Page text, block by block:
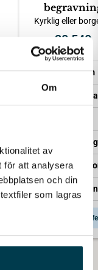
Om
av
för att analysera
och din
som lagras
Kyrklig eller
38 540
Minnesrum
Kista – Saga
Kistläggning
Representant
Läs mer & få